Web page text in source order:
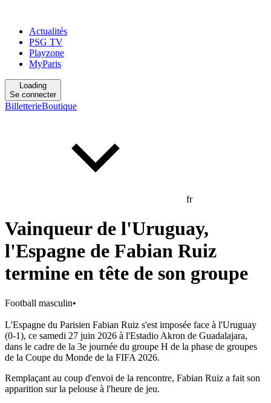
Actualités
PSG TV
Playzone
MyParis
Loading
Se connecter
BilletterieBoutique
fr
Vainqueur de l'Uruguay,
l'Espagne de Fabian Ruiz
termine en tête de son groupe
Football masculin•
L'Espagne du Parisien Fabian Ruiz s'est imposée face à l'Uruguay
(0-1), ce samedi 27 juin 2026 à l'Estadio Akron de Guadalajara,
dans le cadre de la 3e journée du groupe H de la phase de groupes
de la Coupe du Monde de la FIFA 2026.
Remplaçant au coup d'envoi de la rencontre, Fabian Ruiz a fait son
apparition sur la pelouse à l'heure de jeu.